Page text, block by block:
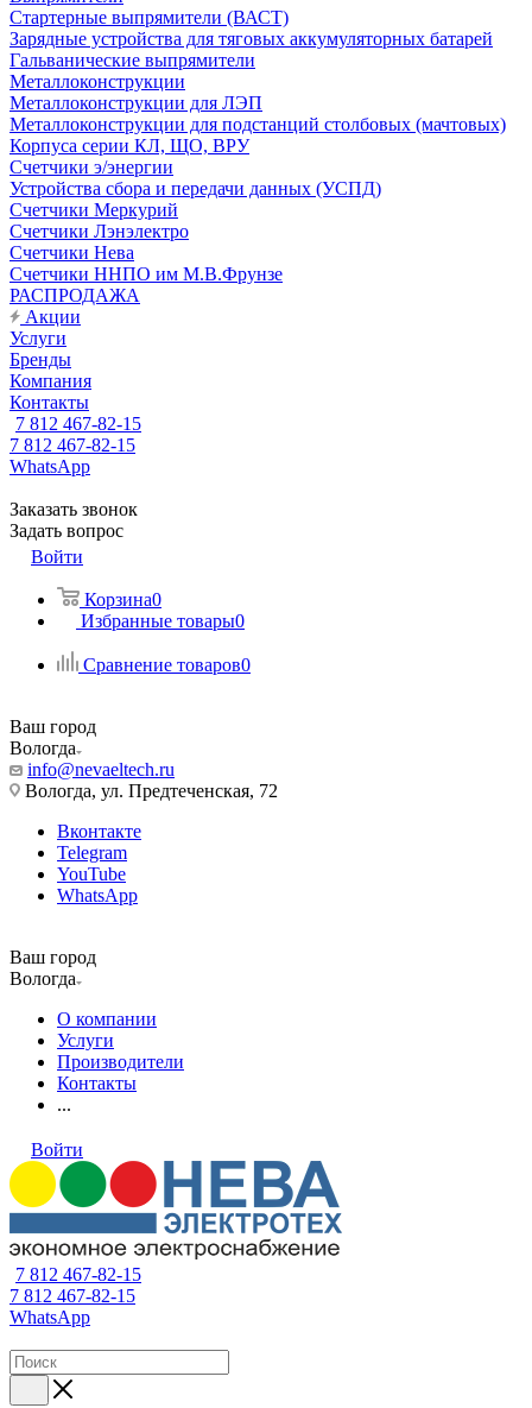
Стартерные выпрямители (ВАСТ)
Зарядные устройства для тяговых аккумуляторных батарей
Гальванические выпрямители
Металлоконструкции
Металлоконструкции для ЛЭП
Металлоконструкции для подстанций столбовых (мачтовых)
Корпуса серии КЛ, ЩО, ВРУ
Счетчики э/энергии
Устройства сбора и передачи данных (УСПД)
Счетчики Меркурий
Счетчики Лэнэлектро
Счетчики Нева
Счетчики ННПО им М.В.Фрунзе
РАСПРОДАЖА
Акции
Услуги
Бренды
Компания
Контакты
7 812 467-82-15
7 812 467-82-15
WhatsApp
Заказать звонок
Задать вопрос
Войти
Корзина0
Избранные товары0
Сравнение товаров0
Ваш город
Вологда
info@nevaeltech.ru
Вологда, ул. Предтеченская, 72
Вконтакте
Telegram
YouTube
WhatsApp
Ваш город
Вологда
О компании
Услуги
Производители
Контакты
...
Войти
7 812 467-82-15
7 812 467-82-15
WhatsApp